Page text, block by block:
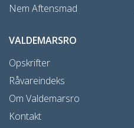
Nem Aftensmad
VALDEMARSRO
Opskrifter
Råvareindeks
Om Valdemarsro
Kontakt